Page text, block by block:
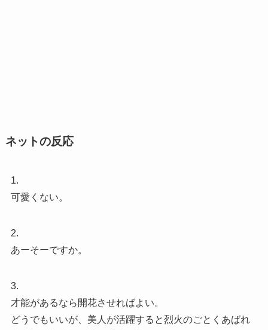
ネットの反応
1.
可愛くない。
2.
あーそーですか。
3.
才能があるなら開花させればよい。
どうでもいいが、美人が活躍すると烈火のごとくあばれ